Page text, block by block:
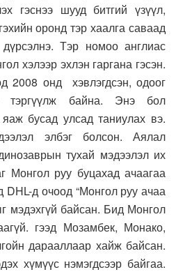
гэснээ шууд битгий үзүүл,
оронд тэр хаалга саваад
Тэр номоо англиас
хэлээр эхлэн гаргана гэсэн.
2008 онд хэвлэгдсэн, одоог
тэргүүлж байна. Энэ бол
бусад улсад таниулах вэ.
элбэг болсон. Аялал
тухай мэдээлэл их
Монгол руу буцахад ачаагаа
DHL-д очоод “Монгол руу ачаа
мэдэхгүй байсан. Бид Монгол
гээд Мозамбек, Монако,
дарааллаар хайж байсан.
хүмүүс нэмэгдсээр байгаа.